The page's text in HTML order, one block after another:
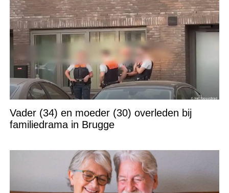
Vader (34) en moeder (30) overleden bij
familiedrama in Brugge